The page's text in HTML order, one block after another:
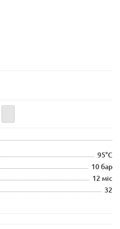
95°C
10 бар
12 міс
32